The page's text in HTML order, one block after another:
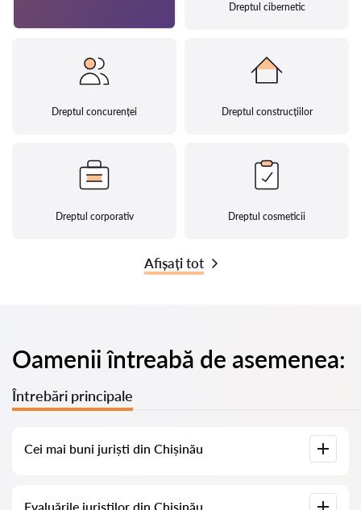
Dreptul cibernetic
Dreptul concurenței Dreptul construcțiilor
Dreptul corporativ Dreptul cosmeticii
Afișați tot
Oamenii întreabă de asemenea:
Întrebări principale
Cei mai buni juriști din Chișinău
informații complete. Prețuri, evaluări, numere de telefon și
Evaluările juriștilor din Chișinău